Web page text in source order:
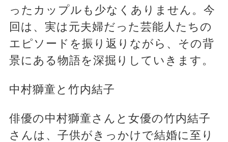
ったカップルも少なくありません。今
回は、実は元夫婦だった芸能人たちの
エピソードを振り返りながら、その背
景にある物語を深掘りしていきます。
中村獅童と竹内結子
俳優の中村獅童さんと女優の竹内結子
さんは、子供がきっかけで結婚に至り